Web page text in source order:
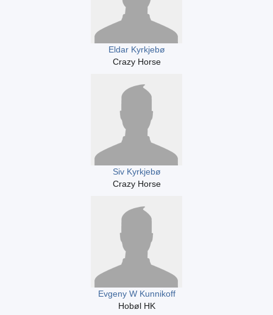
Eldar Kyrkjebø
Crazy Horse
Siv Kyrkjebø
Crazy Horse
Evgeny W Kunnikoff
Hobøl HK